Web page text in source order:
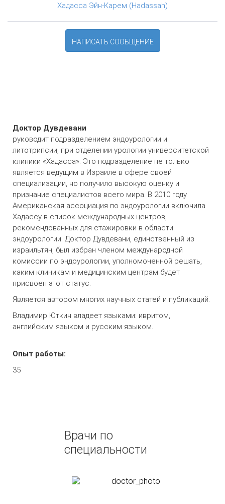
Хадасса Эйн-Карем (Hadassah)
НАПИСАТЬ СООБЩЕНИЕ
Доктор Дувдевани
руководит подразделением эндоурологии и
литотрипсии, при отделении урологии университетской
клиники «Хадасса». Это подразделение не только
является ведущим в Израиле в сфере своей
специализации, но получило высокую оценку и
признание специалистов всего мира. В 2010 году
Американская ассоциация по эндоурологии включила
Хадассу в список международных центров,
рекомендованных для стажировки в области
эндоурологии. Доктор Дувдевани, единственный из
израильтян, был избран членом международной
комиссии по эндоурологии, уполномоченной решать,
каким клиникам и медицинским центрам будет
присвоен этот статус.
Является автором многих научных статей и публикаций.
Владимир Юткин владеет языками: ивритом,
английским языком и русским языком.
Опыт работы:
35
Врачи по
специальности